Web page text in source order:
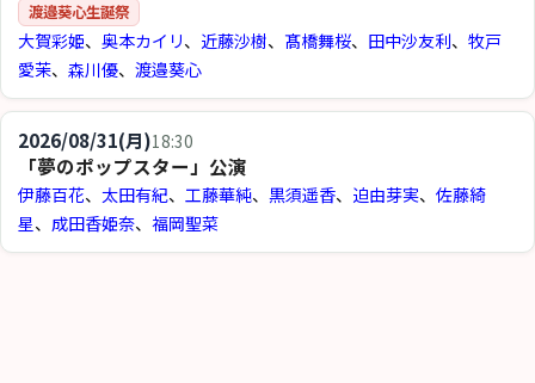
渡邉葵心生誕祭
大賀彩姫、 奥本カイリ、 近藤沙樹、 髙橋舞桜、 田中沙友利、 牧戸
愛茉、 森川優、 渡邉葵心
2026/08/31(月)18:30
「夢のポップスター」公演
伊藤百花、 太田有紀、 工藤華純、 黒須遥香、 迫由芽実、 佐藤綺
星、 成田香姫奈、 福岡聖菜